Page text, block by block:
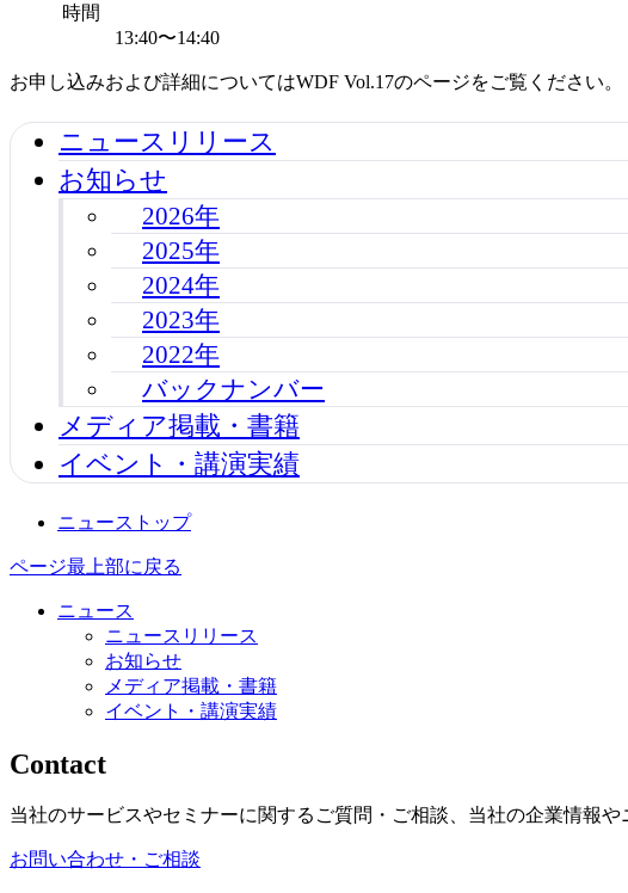
時間
13:40〜14:40
お申し込みおよび詳細についてはWDF Vol.17のページをご覧ください。
ニュースリリース
お知らせ
2026年
2025年
2024年
2023年
2022年
バックナンバー
メディア掲載・書籍
イベント・講演実績
ニューストップ
ページ最上部に戻る
ニュース
ニュースリリース
お知らせ
メディア掲載・書籍
イベント・講演実績
Contact
当社のサービスやセミナーに関するご質問・ご相談、当社の企業情報
お問い合わせ・ご相談